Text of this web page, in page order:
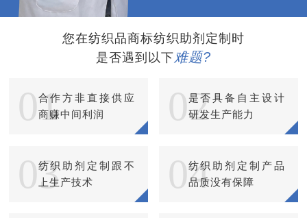
您在纺织品商标纺织助剂定制时
是否遇到以下难题?
01
合作方非直接供应
商赚中间利润
02是否具备自主设计
研发生产能力
03
纺织助剂定制跟不
上生产技术
04
纺织助剂定制产品
品质没有保障